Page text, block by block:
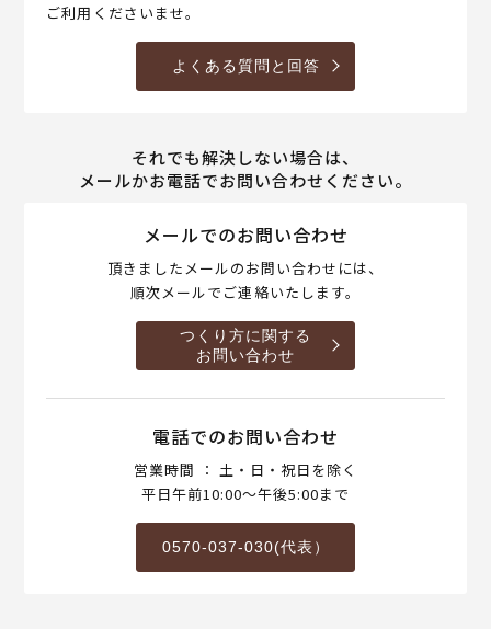
ご利用くださいませ。
よくある質問と回答
それでも解決しない場合は、
メールかお電話でお問い合わせください。
メールでのお問い合わせ
頂きましたメールのお問い合わせには、
順次メールでご連絡いたします。
つくり方に関する
お問い合わせ
電話でのお問い合わせ
営業時間 ： 土・日・祝日を除く
平日午前10:00～午後5:00まで
0570-037-030(代表）